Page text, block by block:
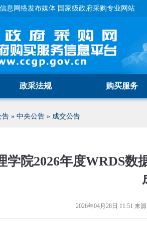
息网络发布媒体 国家级政府采购专业网站
政采法规 购买服务
告 » 中央公告 » 成交公告
学院2026年度WRDS数
2026年04月28日 11:51 来